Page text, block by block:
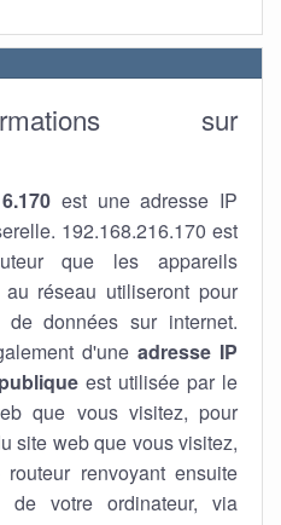
sur
est une adresse IP
192.168.216.170 est
que les appareils
réseau utiliseront pour
données sur internet.
d'une adresse IP
est utilisée par le
que vous visitez, pour
site web que vous visitez,
renvoyant ensuite
votre ordinateur, via